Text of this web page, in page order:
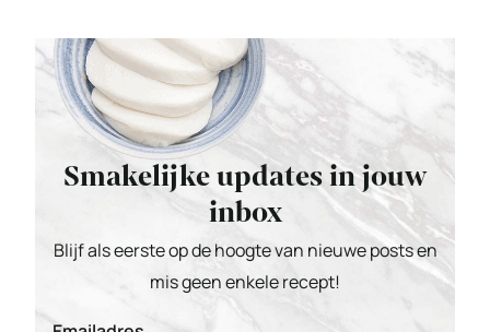
Smakelijke updates in jouw
inbox
Blijf als eerste op de hoogte van nieuwe posts en
mis geen enkele recept!